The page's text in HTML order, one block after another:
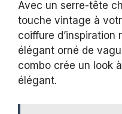
Avec un serre-tête
touche vintage à
coiffure d’inspiration
élégant orné de
combo crée un look
élégant.